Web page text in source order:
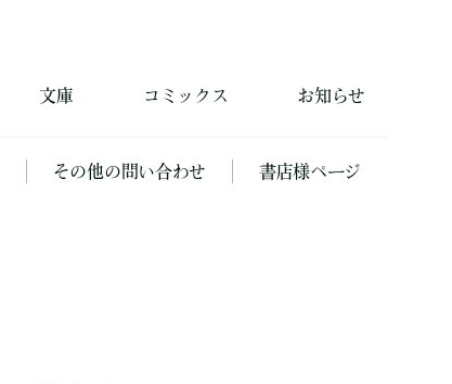
文庫 コミックス お知らせ
その他の問い合わせ 書店様ページ